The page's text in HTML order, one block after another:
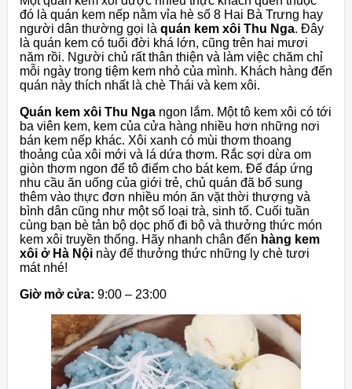
đó là quán kem nếp nằm vỉa hè số 8 Hai Bà Trưng hay
người dân thường gọi là quán kem xôi Thu Nga. Đây
là quán kem có tuổi đời khá lớn, cũng trên hai mươi
năm rồi. Người chủ rất thân thiện và làm việc chăm chỉ
mỗi ngày trong tiệm kem nhỏ của mình. Khách hàng đến
quán này thích nhất là chè Thái và kem xôi.
Quán kem xôi Thu Nga ngon lắm. Một tô kem xôi có tới
ba viên kem, kem của cửa hàng nhiều hơn những nơi
bán kem nếp khác. Xôi xanh có mùi thơm thoang
thoảng của xôi mới và lá dứa thơm. Rắc sợi dừa om
giòn thơm ngon để tô điểm cho bát kem. Để đáp ứng
nhu cầu ăn uống của giới trẻ, chủ quán đã bổ sung
thêm vào thực đơn nhiều món ăn vặt thời thượng và
bình dân cũng như một số loại trà, sinh tố. Cuối tuần
cùng bạn bè tản bộ dọc phố đi bộ và thưởng thức món
kem xôi truyền thống. Hãy nhanh chân đến hàng kem
xôi ở Hà Nội này để thưởng thức những ly chè tươi
mát nhé!
Giờ mở cửa: 9:00 – 23:00